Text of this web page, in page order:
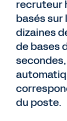
recruteur
basés sur
dizaines
de bases
du poste.